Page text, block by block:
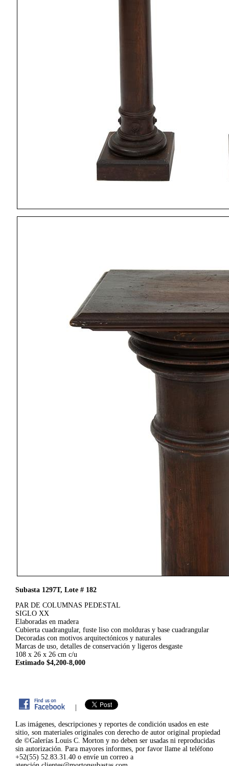
Subasta 1297T, Lote # 182
PAR DE COLUMNAS PEDESTAL
SIGLO XX
Elaboradas en madera
Cubierta cuadrangular, fuste liso con molduras y base cuadrangular
Decoradas con motivos arquitectónicos y naturales
Marcas de uso, detalles de conservación y ligeros desgaste
108 x 26 x 26 cm c/u
Estimado $4,200-8,000
|
Las imágenes, descripciones y reportes de condición usados en este
sitio, son materiales originales con derecho de autor original propiedad
de ©Galerías Louis C. Morton y no deben ser usadas ni reproducidas
sin autorización. Para mayores informes, por favor llame al teléfono
+52(55) 52.83.31.40 o envíe un correo a